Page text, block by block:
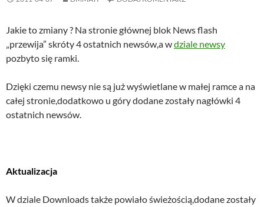
Jakie to zmiany ? Na stronie głównej blok News flash
„przewija” skróty 4 ostatnich newsów,a wdziale newsy
pozbyto się ramki.
Dzięki czemu newsy nie są już wyświetlane w małej ramce a na
całej stronie,dodatkowo u góry dodane zostały nagłówki 4
ostatnich newsów.
Aktualizacja
W dziale Downloads także powiało świeżością,dodane zostały